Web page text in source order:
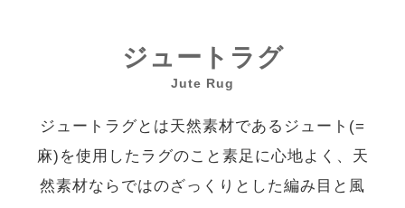
ジュートラグ
Jute Rug
ジュートラグとは天然素材であるジュート(=
麻)を使用したラグのこと素足に心地よく、天
然素材ならではのざっくりとした編み目と風